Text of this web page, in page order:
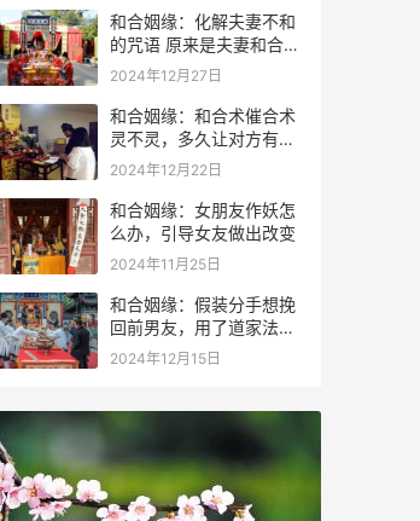
和合姻缘：化解夫妻不和
的咒语 原来是夫妻和合术
咒语
2024年12月27日
和合姻缘：和合术催合术
灵不灵，多久让对方有感
应？
2024年12月22日
和合姻缘：女朋友作妖怎
么办，引导女友做出改变
2024年11月25日
和合姻缘：假装分手想挽
回前男友，用了道家法术
成功进行挽回
2024年12月15日